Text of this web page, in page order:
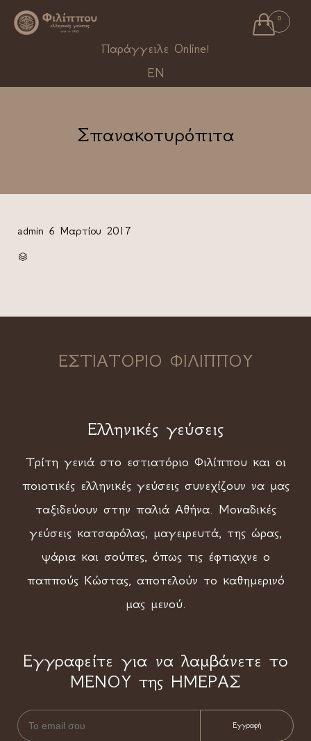
 0
Παράγγειλε Online!
EN
Σπανακοτυρόπιτα
admin 6 Μαρτίου 2017

ΕΣΤΙΑΤΟΡΙΟ ΦΙΛΙΠΠΟΥ
Ελληνικές γεύσεις
Τρίτη γενιά στο εστιατόριο Φιλίππου και οι
ποιοτικές ελληνικές γεύσεις συνεχίζουν να μας
ταξιδεύουν στην παλιά Αθήνα. Μοναδικές
γεύσεις κατσαρόλας, μαγειρευτά, της ώρας,
ψάρια και σούπες, όπως τις έφτιαχνε ο
παππούς Κώστας, αποτελούν το καθημερινό
μας μενού.
Εγγραφείτε για να λαμβάνετε το
ΜΕΝΟΥ της ΗΜΕΡΑΣ